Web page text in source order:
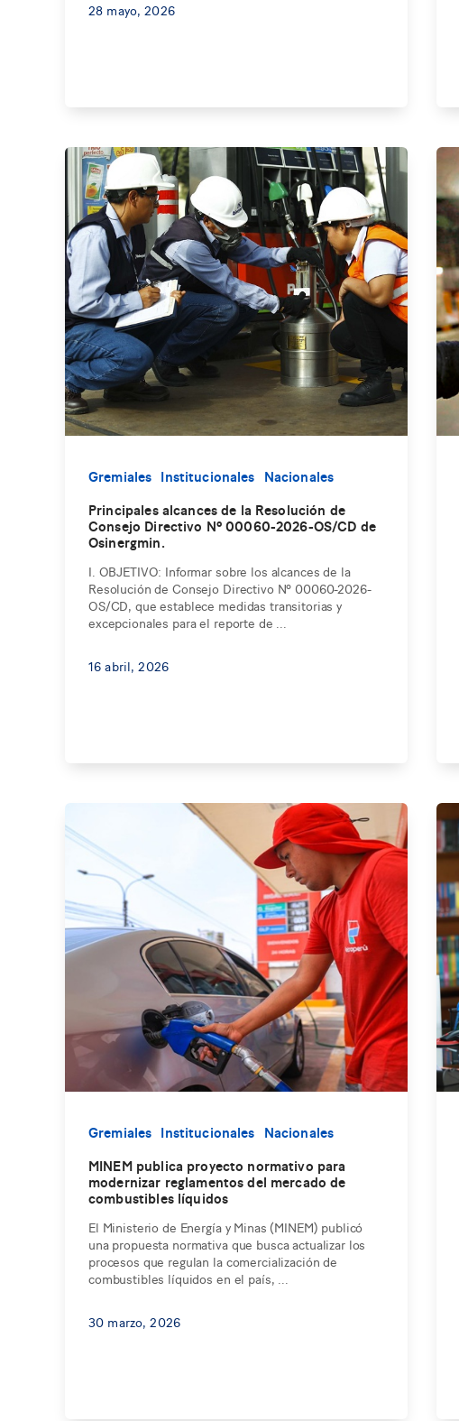
28 mayo, 2026
Gremiales Institucionales Nacionales
Principales alcances de la Resolución de
Consejo Directivo Nº 00060-2026-OS/CD de
Osinergmin.
I. OBJETIVO: Informar sobre los alcances de la
Resolución de Consejo Directivo Nº 00060-2026-
OS/CD, que establece medidas transitorias y
excepcionales para el reporte de ...
16 abril, 2026
Gremiales Institucionales Nacionales
MINEM publica proyecto normativo para
modernizar reglamentos del mercado de
combustibles líquidos
El Ministerio de Energía y Minas (MINEM) publicó
una propuesta normativa que busca actualizar los
procesos que regulan la comercialización de
combustibles líquidos en el país, ...
30 marzo, 2026